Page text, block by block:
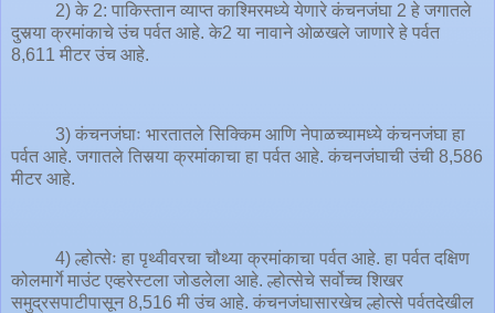
2) के 2: पाकिस्तान व्याप्त काश्मिरमध्ये येणारे कंचनजंघा 2 हे जगातले
दुसर्‍या क्रमांकाचे उंच पर्वत आहे. के2 या नावाने ओळखले जाणारे हे पर्वत
8,611 मीटर उंच आहे.
3) कंचनजंघाः भारतातले सिक्किम आणि नेपाळच्यामध्ये कंचनजंघा हा
पर्वत आहे. जगातले तिसर्‍या क्रमांकाचा हा पर्वत आहे. कंचनजंघाची उंची 8,586
मीटर आहे.
4) ल्होत्सेः हा पृथ्वीवरचा चौथ्या क्रमांकाचा पर्वत आहे. हा पर्वत दक्षिण
कोलमार्गे माउंट एव्हरेस्टला जोडलेला आहे. ल्होत्सेचे सर्वोच्च शिखर
समुद्रसपाटीपासून 8,516 मी उंच आहे. कंचनजंघासारखेच ल्होत्से पर्वतदेखील